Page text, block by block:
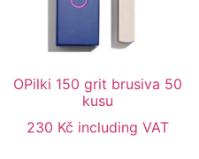
OPilki 150 grit brusiva 50
kusu
230 Kč including VAT